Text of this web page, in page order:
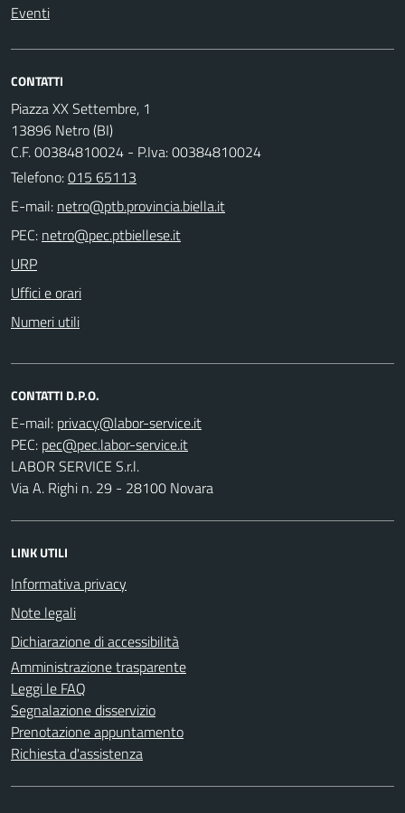
Eventi
CONTATTI
Piazza XX Settembre, 1
13896 Netro (BI)
C.F. 00384810024 - P.Iva: 00384810024
Telefono:015 65113
E-mail:
PEC:
URP
Uffici e orari
Numeri utili
CONTATTI D.P.O.
E-mail:
PEC:
LABOR SERVICE S.r.l.
Via A. Righi n. 29 - 28100 Novara
LINK UTILI
Informativa privacy
Note legali
Dichiarazione di accessibilità
Amministrazione trasparente
Leggi le FAQ
Segnalazione disservizio
Prenotazione appuntamento
Richiesta d'assistenza